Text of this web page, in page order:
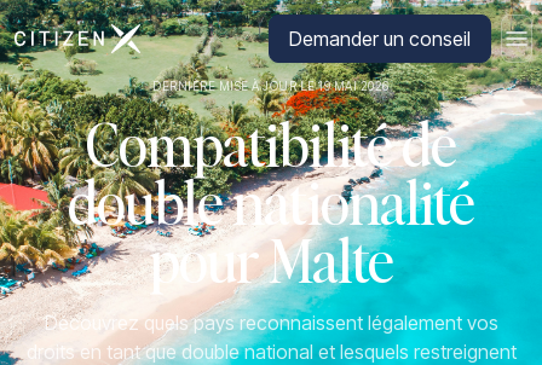
Aller à la page d'accueil de CitizenXDemander un conseil
DERNIÈRE MISE À JOUR LE 19 MAI 2026
Compatibilité de
double nationalité
pour Malte
Découvrez quels pays reconnaissent légalement vos
droits en tant que double national et lesquels restreignent